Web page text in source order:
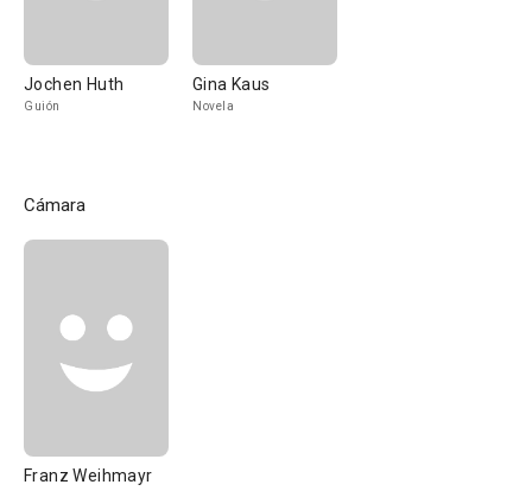
Jochen Huth
Guión
Gina Kaus
Novela
Cámara
Franz Weihmayr